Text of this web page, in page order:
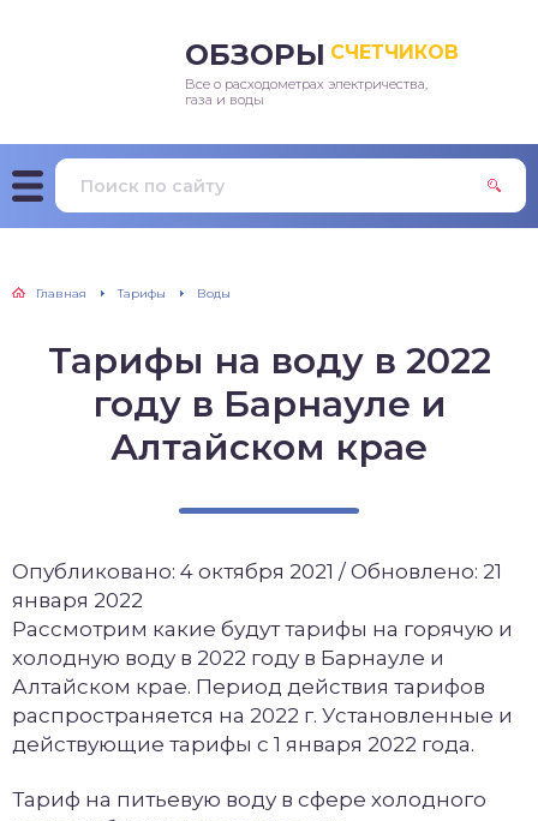
ОБЗОРЫ СЧЕТЧИКОВ
Все о расходометрах электричества,
газа и воды
Главная Тарифы Воды
Тарифы на воду в 2022
году в Барнауле и
Алтайском крае
Опубликовано: 4 октября 2021 / Обновлено: 21
января 2022
Рассмотрим какие будут тарифы на горячую и
холодную воду в 2022 году в Барнауле и
Алтайском крае. Период действия тарифов
распространяется на 2022 г. Установленные и
действующие тарифы с 1 января 2022 года.
Тариф на питьевую воду в сфере холодного